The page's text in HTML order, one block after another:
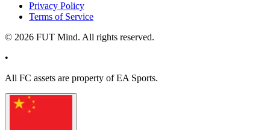
Privacy Policy
Terms of Service
© 2026 FUT Mind. All rights reserved.
•
All FC assets are property of EA Sports.